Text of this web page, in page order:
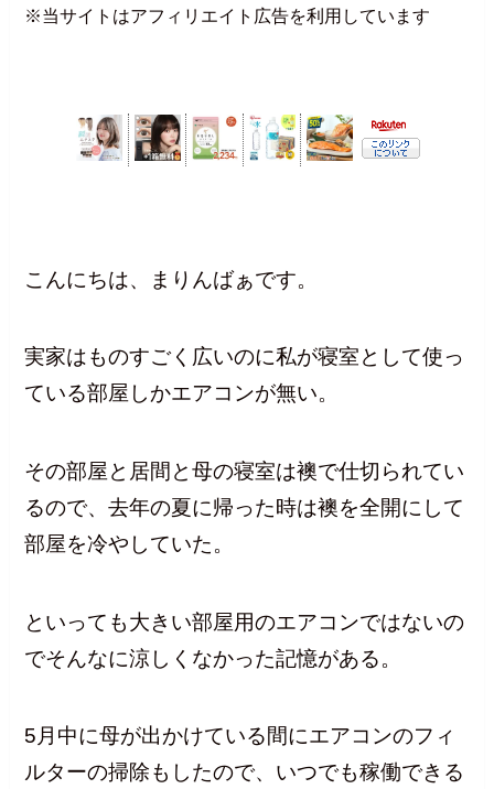
※当サイトはアフィリエイト広告を利用しています
こんにちは、まりんばぁです。
実家はものすごく広いのに私が寝室として使っ
ている部屋しかエアコンが無い。
その部屋と居間と母の寝室は襖で仕切られてい
るので、去年の夏に帰った時は襖を全開にして
部屋を冷やしていた。
といっても大きい部屋用のエアコンではないの
でそんなに涼しくなかった記憶がある。
5月中に母が出かけている間にエアコンのフィ
ルターの掃除もしたので、いつでも稼働できる